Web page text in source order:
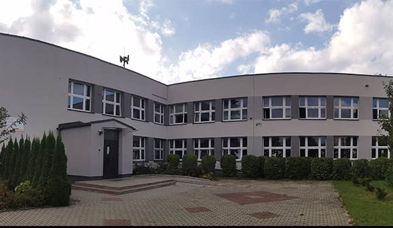
Przejdź do zawartości